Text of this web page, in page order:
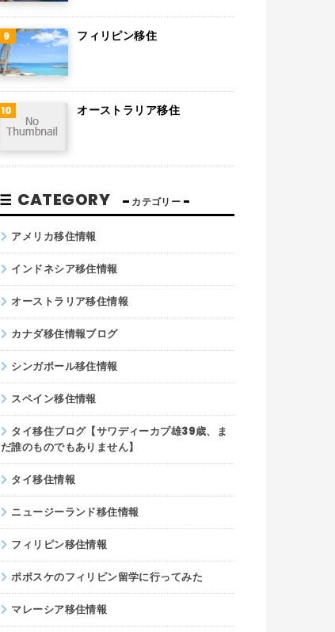
ポーランド
コロンビア
パキスタン
フィリピン移住
オーストラリア移住
CATEGORY カテゴリー
アメリカ移住情報
インドネシア移住情報
オーストラリア移住情報
カナダ移住情報ブログ
シンガポール移住情報
スペイン移住情報
タイ移住ブログ【サワディーカプ雄39歳、ま
だ誰のものでもありません】
タイ移住情報
ニュージーランド移住情報
フィリピン移住情報
ポポスケのフィリピン留学に行ってみた
マレーシア移住情報